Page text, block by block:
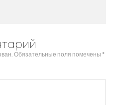
Обязательные поля помечены *